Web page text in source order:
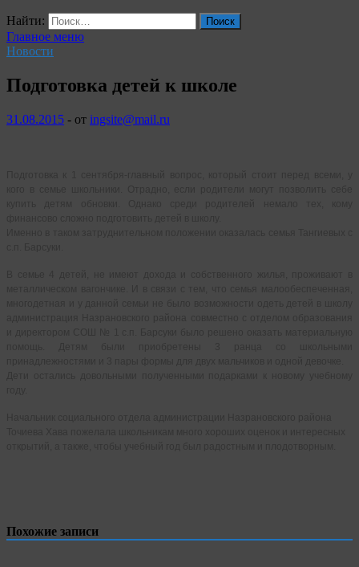
Найти:
Главное меню
Новости
Подготовка детей к школе
31.08.2015 - от ingsite@mail.ru
Похожие записи